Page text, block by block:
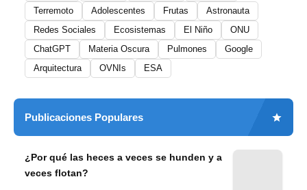
Terremoto
Adolescentes Frutas
Astronauta
Redes Sociales
Ecosistemas El Niño
ONU
ChatGPT
Materia Oscura Pulmones
Google
Arquitectura
OVNIs ESA
Publicaciones Populares
¿Por qué las heces a veces se hunden y a
veces flotan?